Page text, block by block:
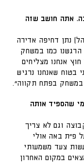
אתה חושב שזה
נתן דחיפה אדירה
כמו במשחק
אנחנו מצליחים
בטוח שאנחנו נרגיש
במשחק בפתח תקווה".
שהספיד אותה
וגם לא צריך
פ״ת באה אולי
צעד משמעותי
במקום האחרון